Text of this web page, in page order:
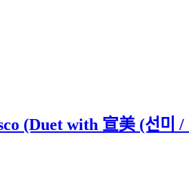
(Duet with 宣美 (선미